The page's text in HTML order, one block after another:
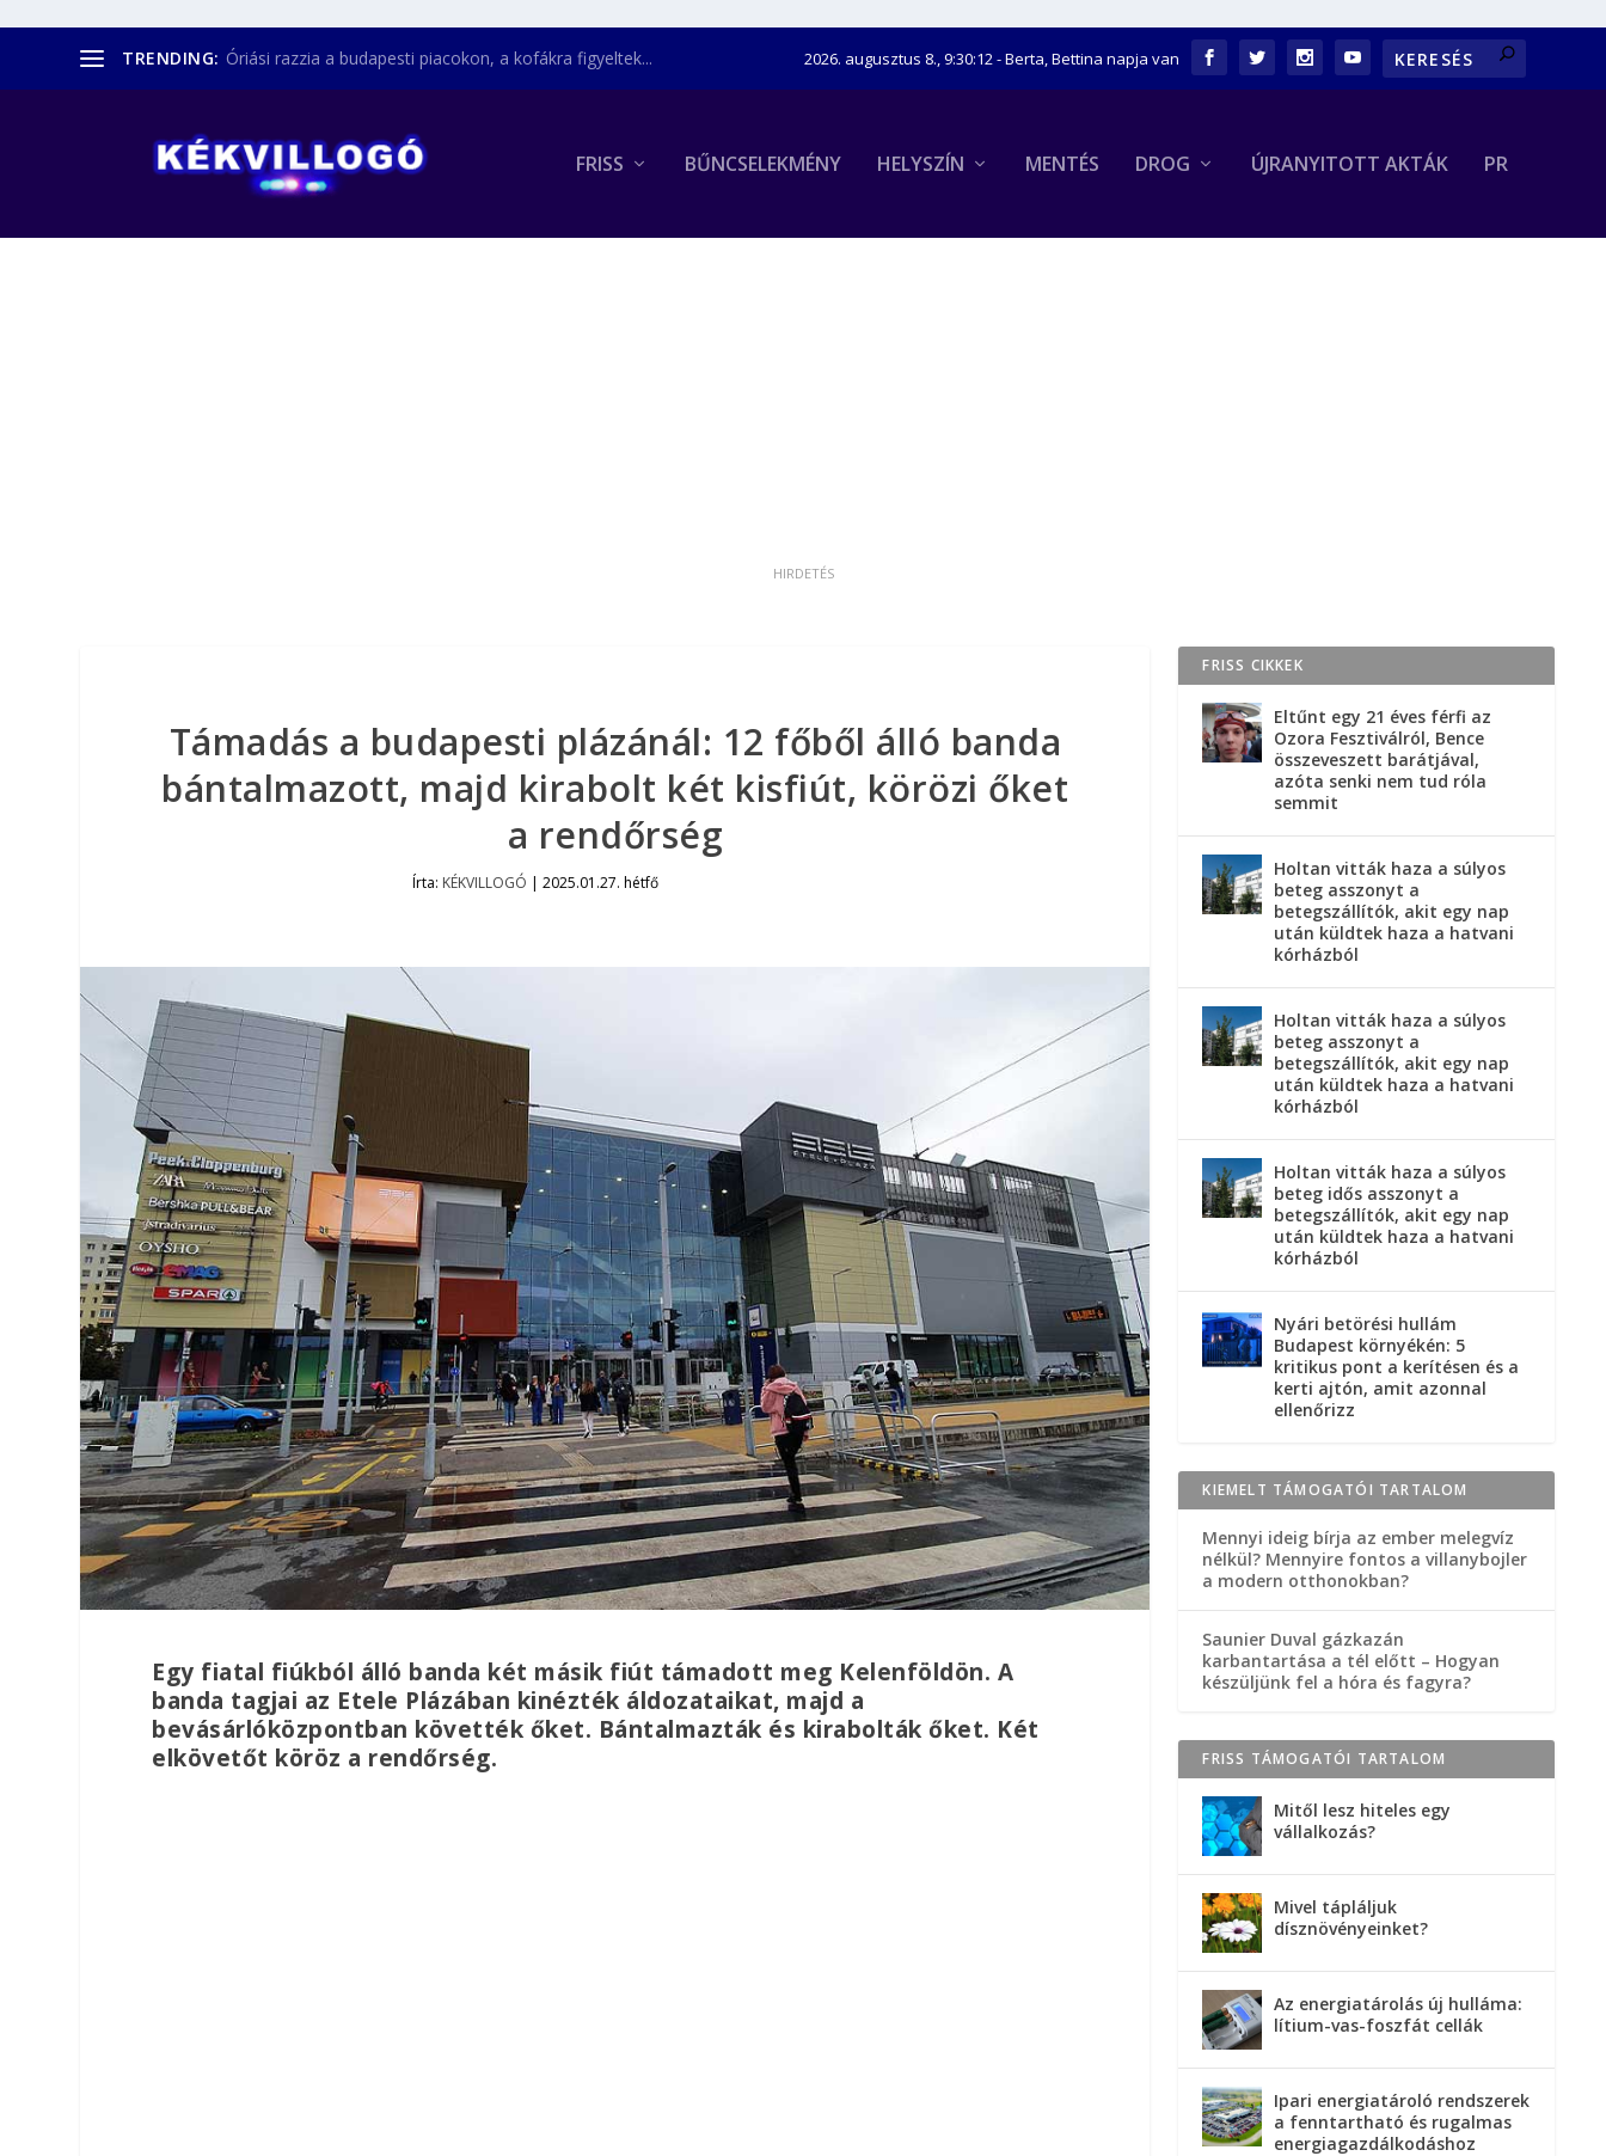
TRENDING: Óriási razzia a budapesti piacokon, a kofákra figyeltek... 2026. augusztus 8., 9:30:13- Berta, Bettina napja van
FRISS BŰNCSELEKMÉNY HELYSZÍN MENTÉS DROG ÚJRANYITOTT AKTÁK PR
Támadás a budapesti plázánál: 12 főből álló banda
bántalmazott, majd kirabolt két kisfiút, körözi őket
a rendőrség
Írta: KÉKVILLOGÓ |2025.01.27. hétfő
Egy fiatal fiúkból álló banda két másik fiút támadott meg Kelenföldön. A
banda tagjai az Etele Plázában kinézték áldozataikat, majd a
bevásárlóközpontban követték őket. Bántalmazták és kirabolták őket. Két
elkövetőt köröz a rendőrség.
FRISS CIKKEK
Eltűnt egy 21 éves férfi az
Ozora Fesztiválról, Bence
összeveszett barátjával,
azóta senki nem tud róla
semmit
Holtan vitták haza a súlyos
beteg asszonyt a
betegszállítók, akit egy nap
után küldtek haza a hatvani
kórházból
Holtan vitták haza a súlyos
beteg asszonyt a
betegszállítók, akit egy nap
után küldtek haza a hatvani
kórházból
Holtan vitták haza a súlyos
beteg idős asszonyt a
betegszállítók, akit egy nap
után küldtek haza a hatvani
kórházból
Nyári betörési hullám
Budapest környékén: 5
kritikus pont a kerítésen és a
kerti ajtón, amit azonnal
ellenőrizz
KIEMELT TÁMOGATÓI TARTALOM
Mennyi ideig bírja az ember melegvíz
nélkül? Mennyire fontos a villanybojler
a modern otthonokban?
Saunier Duval gázkazán
karbantartása a tél előtt – Hogyan
készüljünk fel a hóra és fagyra?
FRISS TÁMOGATÓI TARTALOM
Mitől lesz hiteles egy
vállalkozás?
Mivel tápláljuk
dísznövényeinket?
Az energiatárolás új hulláma:
lítium-vas-foszfát cellák
Ipari energiatároló rendszerek
a fenntartható és rugalmas
energiagazdálkodáshoz